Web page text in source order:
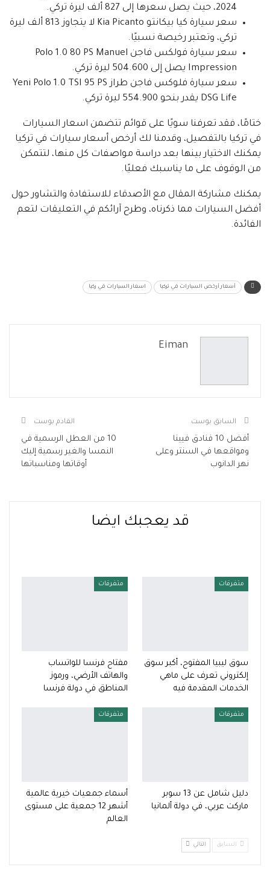
2024، حيث يصل سعرها إلى 827 ألف ليرة تركي.
سعر سيارة كيا بيكانتو Kia Picanto لا يتجاوز 813 ألف ليرة
تركي، وتعتبر رخيصة نسبيًا.
سعر سيارة فولكس فاجن Polo 1.0 80 PS Manuel
Impression يصل إلى 504.600 ليرة تركي.
سعر سيارة فلوكس فاجن طراز Yeni Polo 1.0 TSI 95 PS
DSG Life يقدر بنحو 554.900 ليرة تركي.
ختامًا، فقد تعرفنا سويًا على قوائم تتضمن اسعار السيارات
في تركيا بالتفصيل، وقدمنا لك أرخص أسعار سيارات في تركيا
يمكنك الاختيار بينها بعد دراسة مواصفات كل منها، لتتمكن
من الوقوف على ما يناسبك فعليًا.
يمكنك مشاركة المقال مع الأصدقاء للاستفادة والتشاور حول
أفضل السيارات مما ذكرناه، وطرح آرائكم في التعليقات لتعم
الفائدة.
أسعار أرخص السيارات في تركيا اسعار السيارات في ركيا
Eiman
السابق بوست
أفضل 10 فنادق فيينا
ومواقعها في السنتر وعلى
نهر الدانوب
القادم بوست
10 من العطل الرسمية في
النمسا والغير رسمية إليك
أوقاتها ومناسباتها
قد يعجبك ايضا
متفرقات
سوق ليبيا المفتوح، أكبر سوق
إلكتروني تعرف على ماهي
الخدمات المقدمة فيه
متفرقات
مفتاح فرنسا للواتساب
والهاتف الأرضي، ورموز
المناطق في دولة فرنسا
متفرقات
دليل شامل عن 13 سوبر
ماركت عربي، في دولة ألمانيا
متفرقات
أسماء جمعيات خيرية عالمية
أشهر 12 جمعية على مستوى
العالم
السابق التالي